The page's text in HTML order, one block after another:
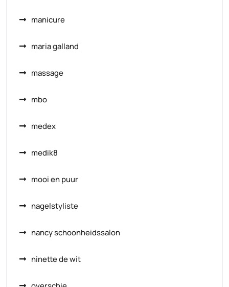
manicure
maria galland
massage
mbo
medex
medik8
mooi en puur
nagelstyliste
nancy schoonheidssalon
ninette de wit